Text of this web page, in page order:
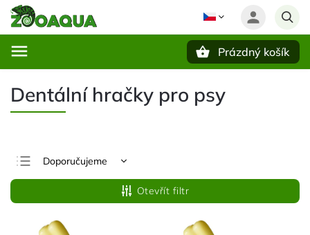
Prázdný košík
Dentální hračky pro psy
Doporučujeme
Nejlevnější
Nejdražší
Nejprodávanější
Otevřít filtr